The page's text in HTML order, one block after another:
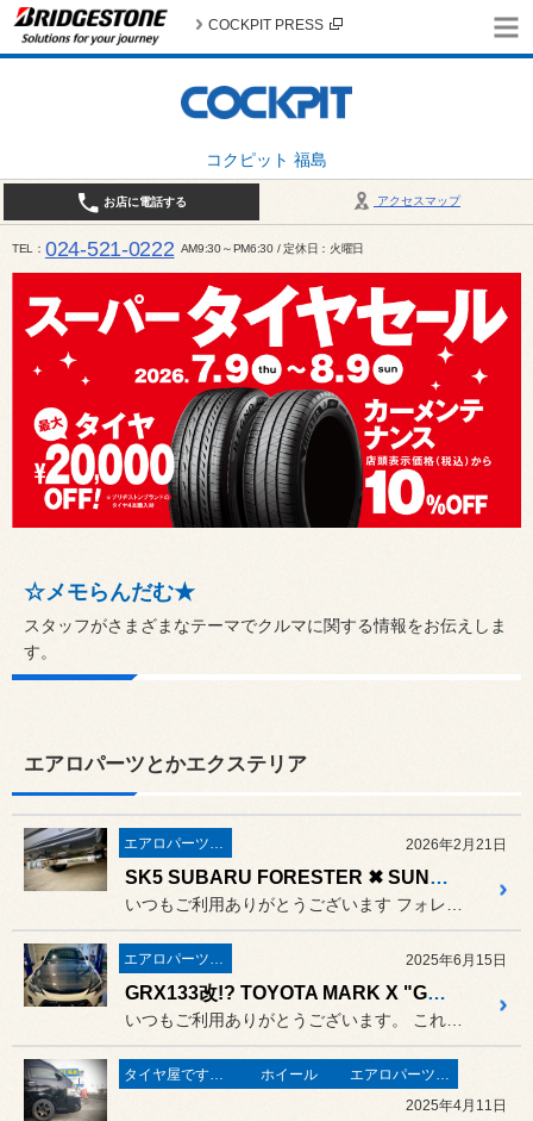
コクピット 福島
COCKPIT PRESS
アクセスマップ
お店に電話する
TEL 024-521-0222 AM9:30～PM6:30 / 定休日：火曜日
☆メモらんだむ★
スタッフがさまざまなテーマでクルマに関する情報をお伝えしま
す。
エアロパーツとかエクステリア
エアロパーツとかエクステリア 2026年2月21日
SK5 SUBARU FORESTER ✖ SUNTREX HITCH MEMBER LIMITED Ⅱ
エアロパーツとかエクステリア 2025年6月15日
GRX133改!? TOYOTA MARK X "GRMN" ✖ PRO COMPOSITE HYBRID DRY CARBON BONNET
タイヤ屋です。「本業」のタイヤ ホイール
エアロパーツとかエクステリア
2025年4月11日